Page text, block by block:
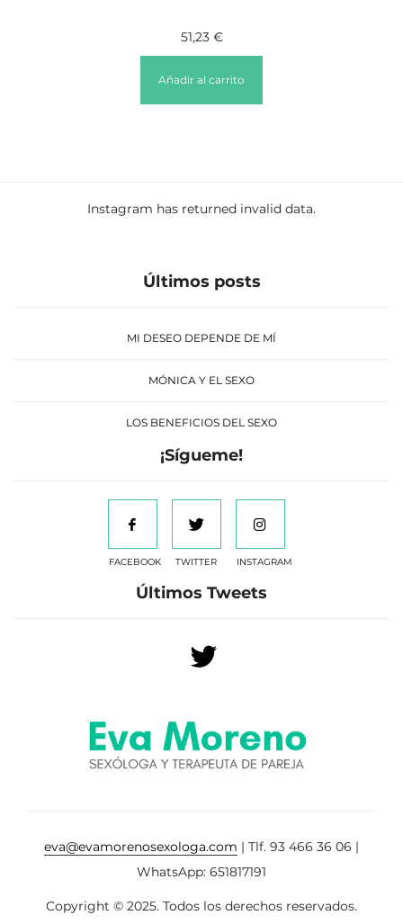
51,23 €
Añadir al carrito
Instagram has returned invalid data.
Últimos posts
MI DESEO DEPENDE DE MÍ
MÓNICA Y EL SEXO
LOS BENEFICIOS DEL SEXO
¡Sígueme!
FACEBOOK TWITTER INSTAGRAM
Últimos Tweets
eva@evamorenosexologa.com | Tlf. 93 466 36 06 |
WhatsApp: 651817191
Copyright © 2025. Todos los derechos reservados.